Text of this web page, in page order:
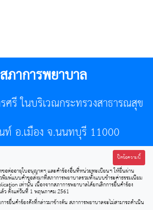
สภาการพยาบาล
ศรี ในบริเวณกระทรวงสาธารณสุข
ท์ อ.เมือง จ.นนทบุรี 11000
7500 โทรสาร 0-2589-7121 E-mail :
center@tnmc.or.th
reserved by www.tnmc.or.th
ปิดข้อความนี้
อต่ออายุใบอนุญาตฯ และคำร้องอื่นที่หน่วยทะเบียนฯ ให้ยื่นผ่าน
มพ์แบบคำขอส่งมาที่สภาการพยาบาลรวมทั้งแบบชำระค่าธรรมเนียม
เท่านั้น เนื่องจากสภาการพยาบาลได้ยกเลิกการยื่นคำร้อง
ล้ว ตั้งแต่วันที่ 1 พฤษภาคม 2561
รยื่นคำร้องดังที่กล่าวมาข้างต้น สภาการพยาบาลจะไม่สามารถดำเนิน